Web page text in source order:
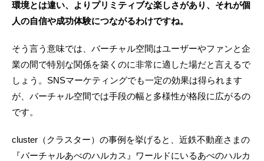
環境とは違い、よりプリミティブな楽しさがあり、それが個
人の自信や成功体験につながるわけですね。
そう言う意味では、バーチャル空間はユーザーやファンと企
業の間で特別な関係を築くのに非常に適した場だと言えるで
しょう。SNSマーケティングでも一定の効果は得られます
が、バーチャル空間では手段の幅と多様性が格段に広がるの
です。
cluster（クラスター）の事例を挙げると、近鉄不動産さまの
『バーチャルあべのハルカス』ワールドにいるあべのハルカ